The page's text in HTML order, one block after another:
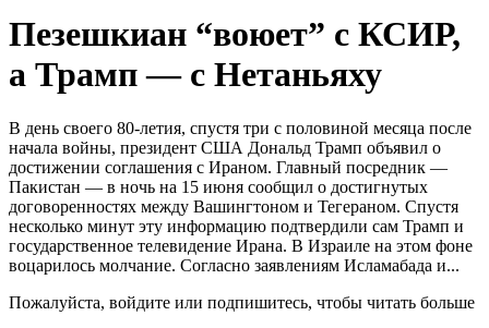
Пезешкиан “воюет” с КСИР,
а Трамп — с Нетаньяху
В день своего 80-летия, спустя три с половиной месяца после
начала войны, президент США Дональд Трамп объявил о
достижении соглашения с Ираном. Главный посредник —
Пакистан — в ночь на 15 июня сообщил о достигнутых
договоренностях между Вашингтоном и Тегераном. Спустя
несколько минут эту информацию подтвердили сам Трамп и
государственное телевидение Ирана. В Израиле на этом фоне
воцарилось молчание. Согласно заявлениям Исламабада и...
Пожалуйста, войдите или подпишитесь, чтобы читать больше